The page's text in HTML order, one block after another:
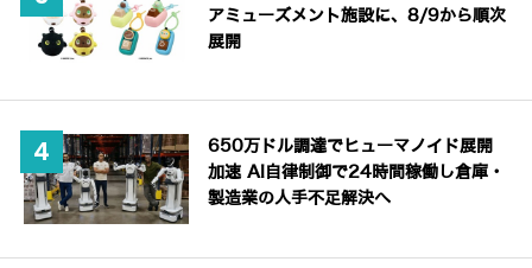
アミューズメント施設に、8/9から順次
展開
650万ドル調達でヒューマノイド展開
加速 AI自律制御で24時間稼働し倉庫・
製造業の人手不足解決へ